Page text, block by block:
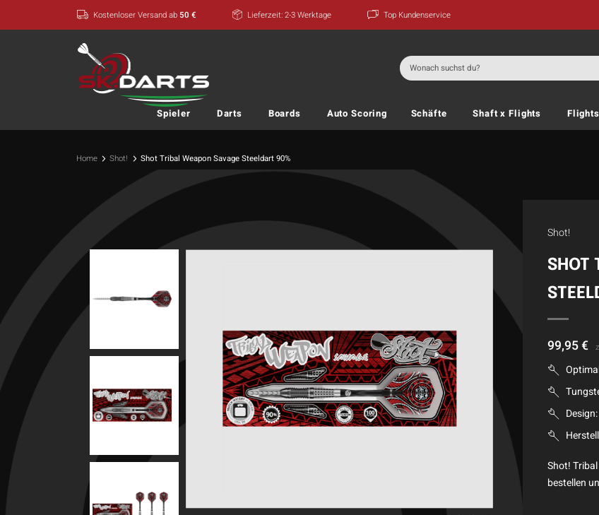
Kostenloser Versand ab50 € Lieferzeit: 2-3 Werktage Top Kundenservice
Suchen
nach:
Spieler Darts Boards Auto Scoring Schäfte Shaft x Flights Flights
Home Shot! Shot Tribal Weapon Savage Steeldart 90%
Shot!
SHOT
99,95€
Shot!
bestellen